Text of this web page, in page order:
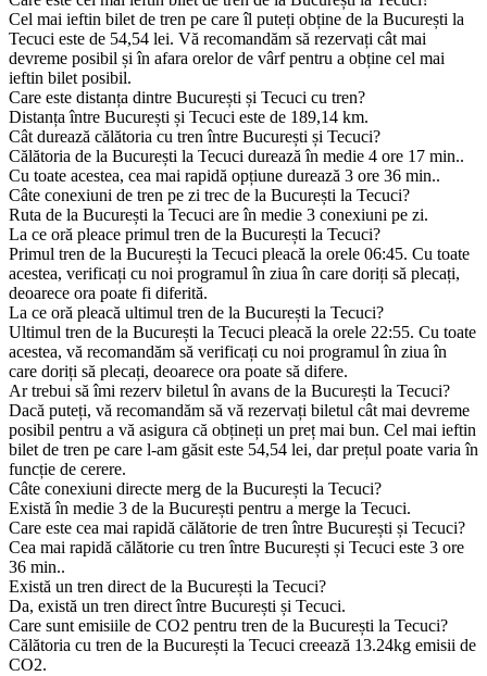
Cel mai ieftin bilet de tren pe care îl puteți obține de la București la
Tecuci este de 54,54 lei. Vă recomandăm să rezervați cât mai
devreme posibil și în afara orelor de vârf pentru a obține cel mai
ieftin bilet posibil.
Care este distanța dintre București și Tecuci cu tren?
Distanța între București și Tecuci este de 189,14 km.
Cât durează călătoria cu tren între București și Tecuci?
Călătoria de la București la Tecuci durează în medie 4 ore 17 min..
Cu toate acestea, cea mai rapidă opțiune durează 3 ore 36 min..
Câte conexiuni de tren pe zi trec de la București la Tecuci?
Ruta de la București la Tecuci are în medie 3 conexiuni pe zi.
La ce oră pleace primul tren de la București la Tecuci?
Primul tren de la București la Tecuci pleacă la orele 06:45. Cu toate
acestea, verificați cu noi programul în ziua în care doriți să plecați,
deoarece ora poate fi diferită.
La ce oră pleacă ultimul tren de la București la Tecuci?
Ultimul tren de la București la Tecuci pleacă la orele 22:55. Cu toate
acestea, vă recomandăm să verificați cu noi programul în ziua în
care doriți să plecați, deoarece ora poate să difere.
Ar trebui să îmi rezerv biletul în avans de la București la Tecuci?
Dacă puteți, vă recomandăm să vă rezervați biletul cât mai devreme
posibil pentru a vă asigura că obțineți un preț mai bun. Cel mai ieftin
bilet de tren pe care l-am găsit este 54,54 lei, dar prețul poate varia în
funcție de cerere.
Câte conexiuni directe merg de la București la Tecuci?
Există în medie 3 de la București pentru a merge la Tecuci.
Care este cea mai rapidă călătorie de tren între București și Tecuci?
Cea mai rapidă călătorie cu tren între București și Tecuci este 3 ore
36 min..
Există un tren direct de la București la Tecuci?
Da, există un tren direct între București și Tecuci.
Care sunt emisiile de CO2 pentru tren de la București la Tecuci?
Călătoria cu tren de la București la Tecuci creează 13.24kg emisii de
CO2.